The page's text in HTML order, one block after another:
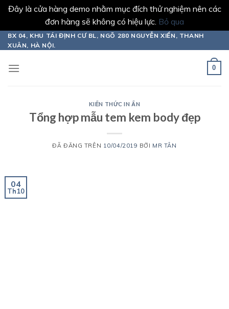
Đây là cửa hàng demo nhằm mục đích thử nghiệm nên các
đơn hàng sẽ không có hiệu lực. Bỏ qua
Chuyển
đến
dung
BX 04, KHU TÁI ĐỊNH CƯ BL, NGÕ 280 NGUYỄN XIỂN, THANH
XUÂN, HÀ NỘI.
0
KIẾN THỨC IN ẤN
Tổng hợp mẫu tem kem body đẹp
ĐÃ ĐĂNG TRÊN 10/04/2019 BỞI MR TÂN
04
Th10